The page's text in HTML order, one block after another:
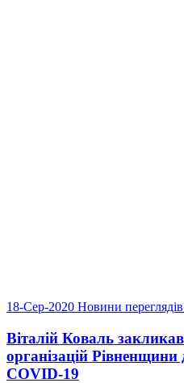
18-Сер-2020 Новини
Віталій Коваль
організацій Рівненщини
COVID-19